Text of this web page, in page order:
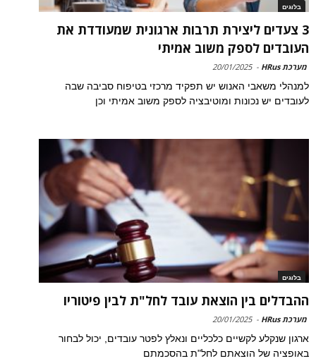
בלוגים
3 צעדים ליצירת תרבות ארגונית שמעודדת את
העובדים לספק משוב אמיתי
מערכת HRus -
20/01/2025
למנהלי משאבי האנוש יש תפקיד מרכזי בטיפוח סביבה שבה
לעובדים יש נכונות ומוטיבציה לספק משוב אמיתי וכן
בלוגים
ההבדלים בין הוצאת עובד לחל"ת לבין פיטוריו
מערכת HRus -
20/01/2025
ארגון שנקלע לקשיים כלכליים ונאלץ לפטר עובדים, יכול לבחור
באופציה של הוצאתם לחל"ת בהסכמתם